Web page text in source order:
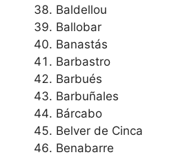
Baldellou
Ballobar
Banastás
Barbastro
Barbués
Barbuñales
Bárcabo
Belver de Cinca
Benabarre